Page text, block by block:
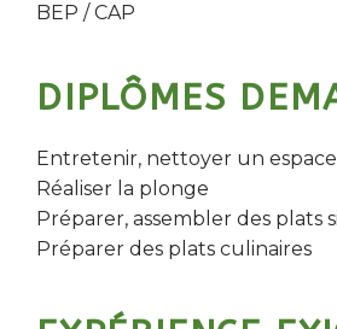
BEP / CAP
DIPLÔMES
Entretenir, nettoyer un
Réaliser la plonge
Préparer, assembler des plats
Préparer des plats culinaires